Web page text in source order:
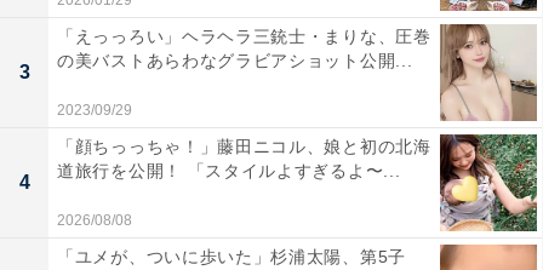
3
「えっっろい」ヘラヘラ三銃士・まりな、圧巻
の美バストあらわなグラビアショット公開...
2023/09/29
4
「顔ちっっちゃ！」藤田ニコル、娘と初の北海
道旅行を公開！ 「スタイルよすぎるよ〜...
2026/08/08
「ユメが、ついに歩いた」杉浦太陽、第5子